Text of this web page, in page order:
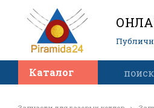
Каталог